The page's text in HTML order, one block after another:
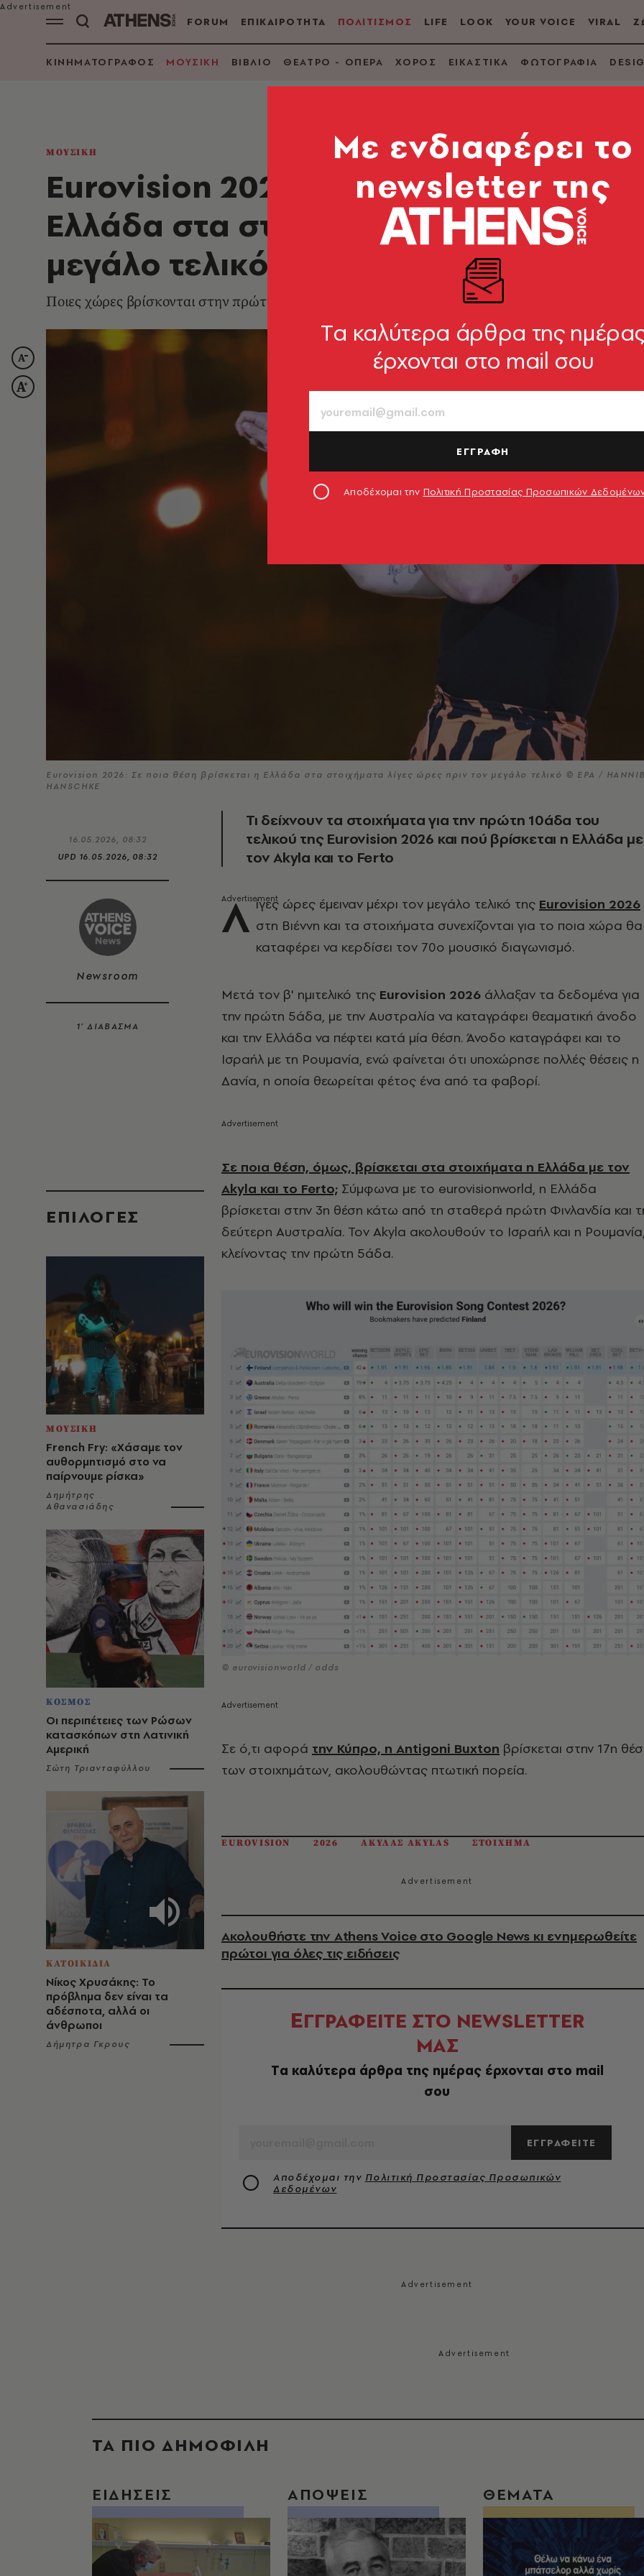
FORUM ΕΠΙΚΑΙΡΟΤΗΤΑ ΠΟΛΙΤΙΣΜΟΣ LIFE LOOK YOUR VOICE VIRAL
ΚΙΝΗΜΑΤΟΓΡΑΦΟΣ ΜΟΥΣΙΚΗ ΒΙΒΛΙΟ ΘΕΑΤΡΟ - ΟΠΕΡΑ ΧΟΡΟΣ ΕΙΚΑΣΤΙΚΑ ΦΩΤΟΓΡΑΦΙΑ
ΜΟΥΣΙΚΗ
Eurovision 2026: Σε ποια θέση
Ελλάδα στα στοιχήματα λίγες ώρες
μεγάλο τελικό
Ποιες χώρες βρίσκονται στην πρώτη 5άδα
Eurovision 2026: Σε ποια θέση βρίσκεται η Ελλάδα στα στοιχήματα λίγες ώρες πριν τον μεγάλο τελικό © EPA /
HANSCHKE
16.05.2026, 08:32
UPD 16.05.2026, 08:32
Newsroom
1’ ΔΙΑΒΑΣΜΑ
EΠΙΛΟΓΈΣ
ΜΟΥΣΙΚΗ
French Fry: «Χάσαμε τον
αυθορμητισμό στο να
παίρνουμε ρίσκα»
Δημήτρης
Αθανασιάδης
ΚΟΣΜΟΣ
Οι περιπέτειες των Ρώσων
κατασκόπων στη Λατινική
Αμερική
Σώτη Τριανταφύλλου
ΚΑΤΟΙΚΙΔΙΑ
Νίκος Χρυσάκης: Το
πρόβλημα δεν είναι τα
αδέσποτα, αλλά οι
άνθρωποι
Δήμητρα Γκρους
Τι δείχνουν τα στοιχήματα για την πρώτη 10άδα του
τελικού της Eurovision 2026 και πού βρίσκεται η Ελλάδα με
τον Akyla και το Ferto
Λ ίγες ώρες έμειναν μέχρι τον μεγάλο τελικό της Eurovision 2026
στη Βιέννη και τα στοιχήματα συνεχίζονται για το ποια χώρα θα
καταφέρει να κερδίσει τον 70ο μουσικό διαγωνισμό.
Μετά τον β' ημιτελικό της Eurovision 2026 άλλαξαν τα δεδομένα για
την πρώτη 5άδα, με την Αυστραλία να καταγράφει θεαματική άνοδο
και την Ελλάδα να πέφτει κατά μία θέση. Άνοδο καταγράφει και το
Ισραήλ με τη Ρουμανία, ενώ φαίνεται ότι υποχώρησε πολλές θέσεις η
Δανία, η οποία θεωρείται φέτος ένα από τα φαβορί.
Σε ποια θέση, όμως, βρίσκεται στα στοιχήματα η Ελλάδα με τον
Akyla και το Ferto; Σύμφωνα με το eurovisionworld, η Ελλάδα
βρίσκεται στην 3η θέση κάτω από τη σταθερά πρώτη Φινλανδία και
δεύτερη Αυστραλία. Τον Akyla ακολουθούν το Ισραήλ και η
κλείνοντας την πρώτη 5άδα.
© eurovisionworld / odds
Σε ό,τι αφορά την Κύπρο, η Antigoni Buxton βρίσκεται στην 17η
των στοιχημάτων, ακολουθώντας πτωτική πορεία.
EUROVISION 2026 ΑΚΥΛΑΣ AKYLAS ΣΤΟΙΧΗΜΑ
Ακολουθήστε την Athens Voice στο Google News κι ενημερωθείτε
πρώτοι για όλες τις ειδήσεις
ΕΓΓΡΑΦΕΙΤΕ ΣΤΟ NEWSLETTER
ΜΑΣ
Tα καλύτερα άρθρα της ημέρας έρχονται στο mail
σου
ΕΓΓΡΑΦΕΙΤΕ
Αποδέχομαι την Πολιτική Προστασίας Προσωπικών
Δεδομένων
ΤΑ ΠΙΟ ΔΗΜΟΦΙΛΗ
ΕΙΔΗΣΕΙΣ ΑΠΟΨΕΙΣ ΘΕΜΑΤΑ
Mε ενδιαφέρει το
newsletter της
Tα καλύτερα άρθρα της
έρχονται στο mail σου
ΕΓΓΡΑΦΗ
Αποδέχομαι την Πολιτική Προστασίας Προσωπικών